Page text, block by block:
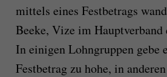
mittels eines Festbetrags
Beeke, Vize im
In einigen Lohngruppen gebe
Festbetrag zu hohe, in